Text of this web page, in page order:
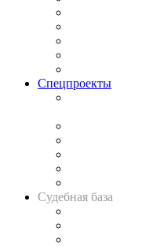
Спецпроекты
Судебная база